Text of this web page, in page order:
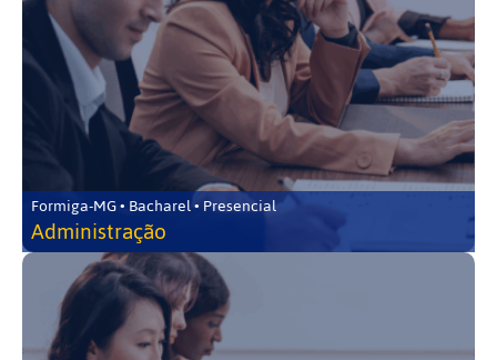
Formiga-MG • Bacharel • Presencial
Administração